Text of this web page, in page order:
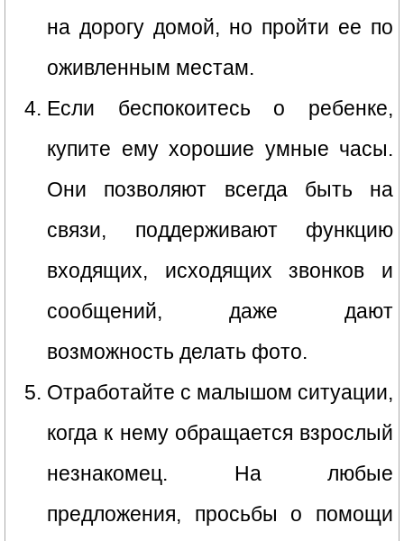
на дорогу домой, но пройти ее по
оживленным местам.
Если беспокоитесь о ребенке,
купите ему хорошие умные часы.
Они позволяют всегда быть на
связи, поддерживают функцию
входящих, исходящих звонков и
сообщений, даже дают
возможность делать фото.
Отработайте с малышом ситуации,
когда к нему обращается взрослый
незнакомец. На любые
предложения, просьбы о помощи